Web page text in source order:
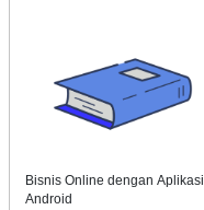
Bisnis Online dengan Aplikasi
Android